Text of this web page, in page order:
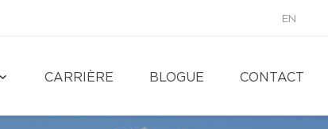
EN
CARRIÈRE BLOGUE CONTACT